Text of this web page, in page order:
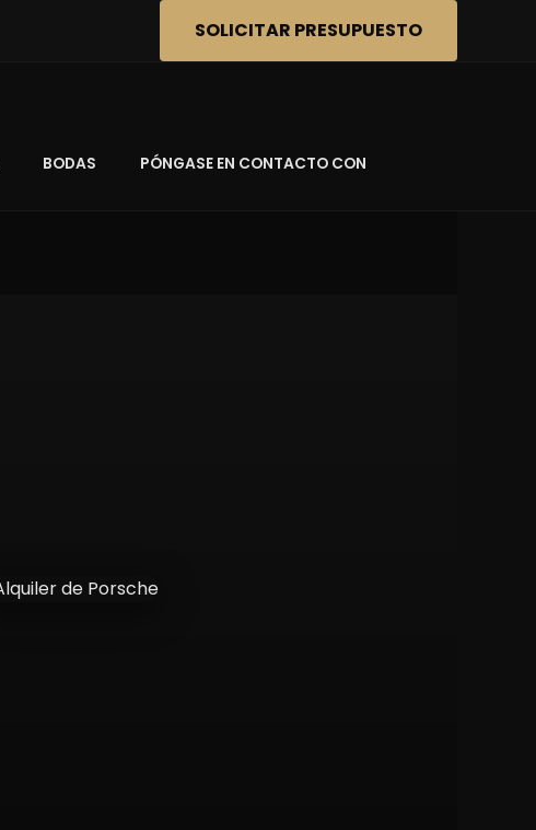
SOLICITAR PRESUPUESTO
BODAS PÓNGASE EN CONTACTO CON